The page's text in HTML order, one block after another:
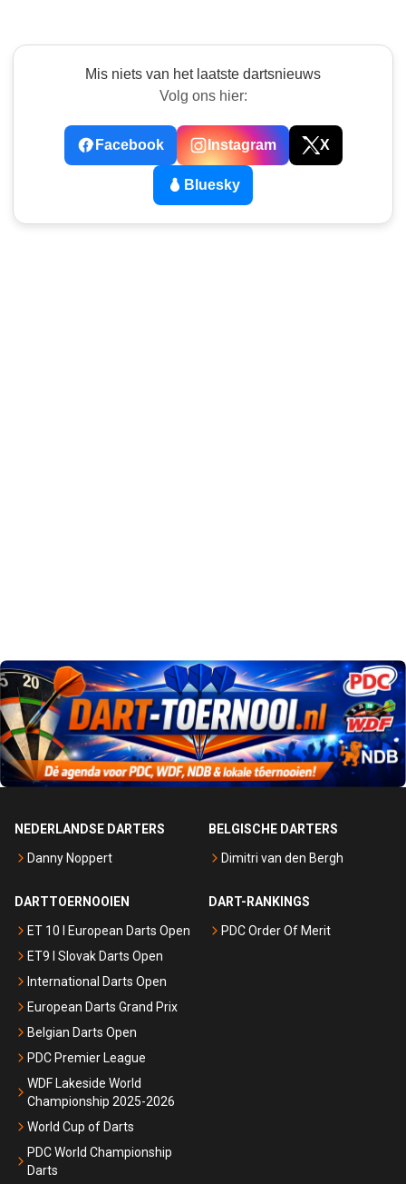
Mis niets van het laatste dartsnieuws
Volg ons hier:
Facebook Instagram X
Bluesky
NEDERLANDSE DARTERS
Danny Noppert
BELGISCHE DARTERS
Dimitri van den Bergh
DARTTOERNOOIEN
ET 10 I European Darts Open
ET9 I Slovak Darts Open
International Darts Open
European Darts Grand Prix
Belgian Darts Open
PDC Premier League
WDF Lakeside World
Championship 2025-2026
World Cup of Darts
PDC World Championship
Darts
DART-RANKINGS
PDC Order Of Merit